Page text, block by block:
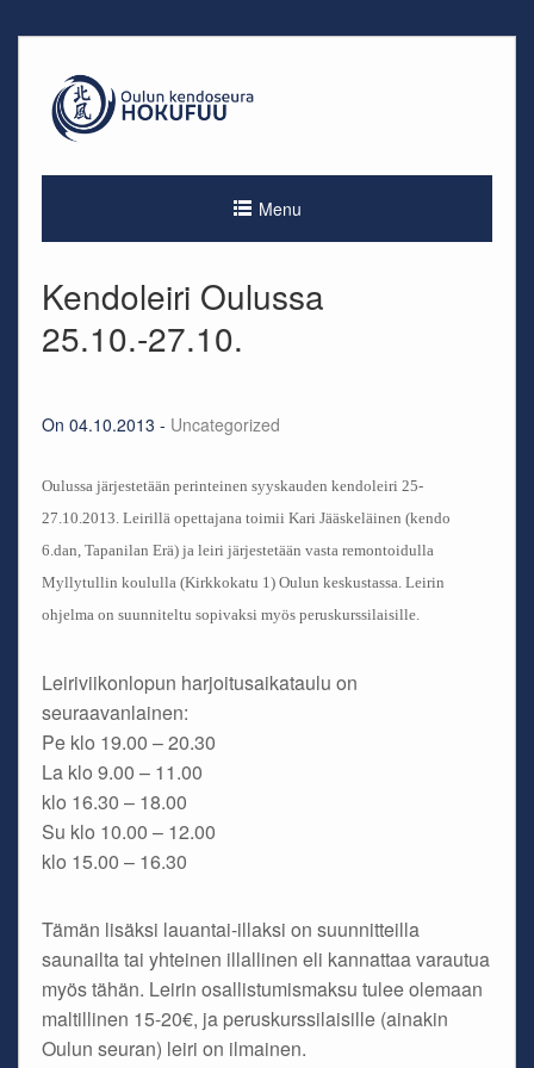
content
Menu
Kendoleiri Oulussa
25.10.-27.10.
On 04.10.2013 - Uncategorized
Oulussa järjestetään perinteinen syyskauden kendoleiri 25-
27.10.2013. Leirillä opettajana toimii Kari Jääskeläinen (kendo
6.dan, Tapanilan Erä) ja leiri järjestetään vasta remontoidulla
Myllytullin koululla (Kirkkokatu 1) Oulun keskustassa. Leirin
ohjelma on suunniteltu sopivaksi myös peruskurssilaisille.
Leiriviikonlopun harjoitusaikataulu on
seuraavanlainen:
Pe klo 19.00 – 20.30
La klo 9.00 – 11.00
klo 16.30 – 18.00
Su klo 10.00 – 12.00
klo 15.00 – 16.30
Tämän lisäksi lauantai-illaksi on suunnitteilla
saunailta tai yhteinen illallinen eli kannattaa varautua
myös tähän. Leirin osallistumismaksu tulee olemaan
maltillinen 15-20€, ja peruskurssilaisille (ainakin
Oulun seuran) leiri on ilmainen.